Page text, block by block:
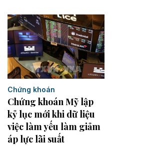
Chứng khoán
Chứng khoán Mỹ lập
kỷ lục mới khi dữ liệu
việc làm yếu làm giảm
áp lực lãi suất